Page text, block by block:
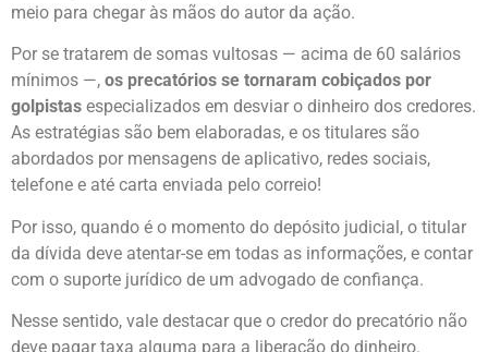
meio para chegar às mãos do autor da ação.
Por se tratarem de somas vultosas — acima de 60 salários
mínimos —, os precatórios se tornaram cobiçados por
golpistas especializados em desviar o dinheiro dos credores.
As estratégias são bem elaboradas, e os titulares são
abordados por mensagens de aplicativo, redes sociais,
telefone e até carta enviada pelo correio!
Por isso, quando é o momento do depósito judicial, o titular
da dívida deve atentar-se em todas as informações, e contar
com o suporte jurídico de um advogado de confiança.
Nesse sentido, vale destacar que o credor do precatório não
deve pagar taxa alguma para a liberação do dinheiro.